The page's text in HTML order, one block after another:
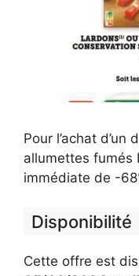
Pour l’achat d’un
allumettes fumés
immédiate de -
Disponibilité
Cette offre est